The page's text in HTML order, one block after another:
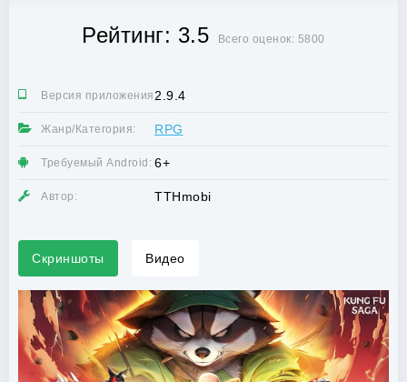
Рейтинг: 3.5 Всего оценок: 5800
Версия приложения:2.9.4
Жанр/Категория: RPG
Требуемый Android: 6+
Автор: TTHmobi
Скриншоты Видео